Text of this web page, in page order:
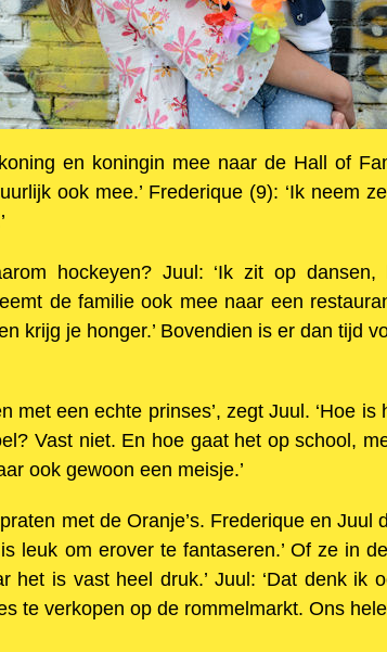
en koningin mee naar de Hall of
ook mee.’ Frederique (9): ‘Ik neem
hockeyen? Juul: ‘Ik zit op dansen,
de familie ook mee naar een
krijg je honger.’ Bovendien is er dan tijd
met een echte prinses’, zegt Juul. ‘Hoe
Vast niet. En hoe gaat het op school,
ook gewoon een meisje.’
met de Oranje’s. Frederique en Juul
leuk om erover te fantaseren.’ Of ze in
het is vast heel druk.’ Juul: ‘Dat denk ik
te verkopen op de rommelmarkt. Ons